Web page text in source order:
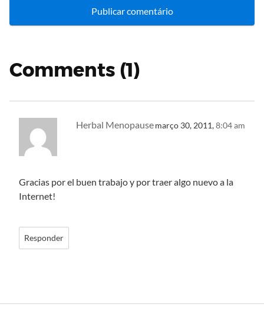
Comments (1)
Herbal Menopausemarço 30, 2011,8:04 am
Gracias por el buen trabajo y por traer algo nuevo a la
Internet!
Responder